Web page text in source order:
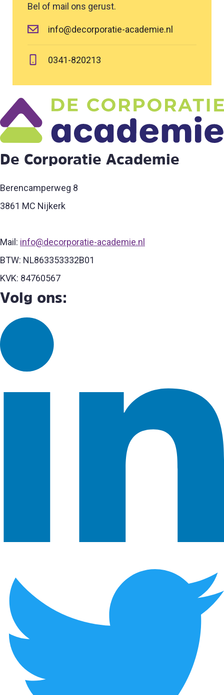
Bel of mail ons gerust.
info@decorporatie-academie.nl
0341-820213
De Corporatie Academie
Berencamperweg 8
3861 MC Nijkerk
Mail: info@decorporatie-academie.nl
BTW: NL863353332B01
KVK: 84760567
Volg ons: